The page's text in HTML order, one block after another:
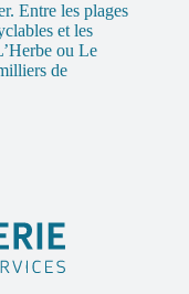
Entre les plages
et les
ou Le
de